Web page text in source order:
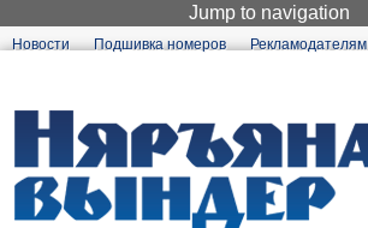
Jump to navigation
Новости Подшивка номеров Рекламодателям